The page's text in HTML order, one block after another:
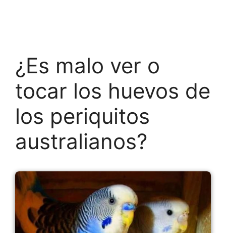
¿Es malo ver o
tocar los huevos de
los periquitos
australianos?